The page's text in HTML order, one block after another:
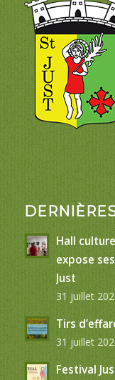
Hall
expose
Just
31 juillet
Tirs
31 juillet
Festival